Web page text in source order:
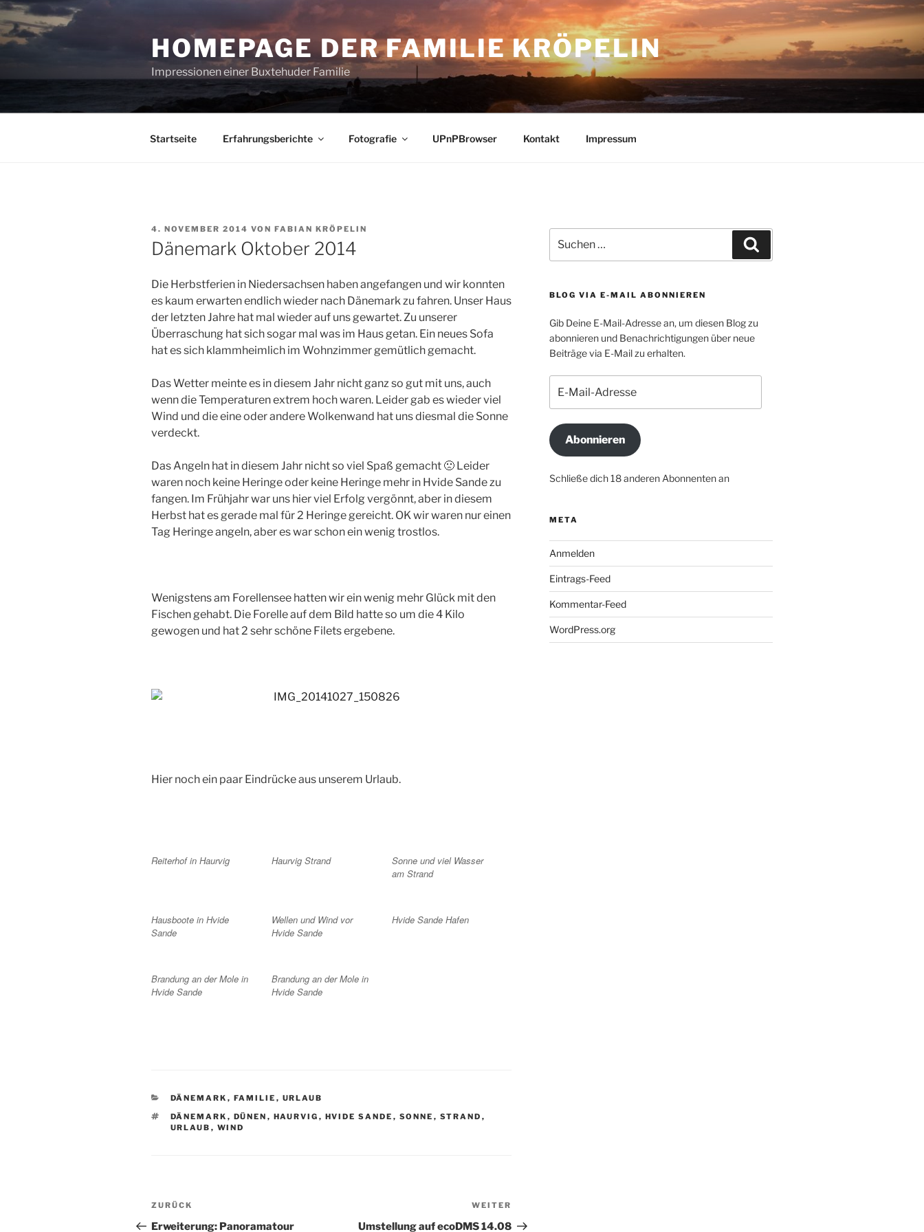
Zum
Inhalt
springen
HOMEPAGE DER FAMILIE KRÖPELIN
Impressionen einer Buxtehuder Familie
Startseite Erfahrungsberichte Fotografie UPnPBrowser Kontakt Impressum
VERÖFFENTLICHT
AM
4. NOVEMBER 2014 VON FABIAN KRÖPELIN
Dänemark Oktober 2014
Die Herbstferien in Niedersachsen haben angefangen und wir konnten
es kaum erwarten endlich wieder nach Dänemark zu fahren. Unser Haus
der letzten Jahre hat mal wieder auf uns gewartet. Zu unserer
Überraschung hat sich sogar mal was im Haus getan. Ein neues Sofa
hat es sich klammheimlich im Wohnzimmer gemütlich gemacht.
Das Wetter meinte es in diesem Jahr nicht ganz so gut mit uns, auch
wenn die Temperaturen extrem hoch waren. Leider gab es wieder viel
Wind und die eine oder andere Wolkenwand hat uns diesmal die Sonne
verdeckt.
Das Angeln hat in diesem Jahr nicht so viel Spaß gemacht 🙁 Leider
waren noch keine Heringe oder keine Heringe mehr in Hvide Sande zu
fangen. Im Frühjahr war uns hier viel Erfolg vergönnt, aber in diesem
Herbst hat es gerade mal für 2 Heringe gereicht. OK wir waren nur einen
Tag Heringe angeln, aber es war schon ein wenig trostlos.
Wenigstens am Forellensee hatten wir ein wenig mehr Glück mit den
Fischen gehabt. Die Forelle auf dem Bild hatte so um die 4 Kilo
gewogen und hat 2 sehr schöne Filets ergebene.
Hier noch ein paar Eindrücke aus unserem Urlaub.
Reiterhof in Haurvig Haurvig Strand
Sonne und viel Wasser
am Strand
Hausboote in Hvide
Sande
Wellen und Wind vor
Hvide Sande
Hvide Sande Hafen
Brandung an der Mole in
Hvide Sande
Brandung an der Mole in
Hvide Sande
KATEGORIEN
DÄNEMARK , FAMILIE , URLAUB
SCHLAGWÖRTER
DÄNEMARK , DÜNEN , HAURVIG , HVIDE SANDE , SONNE , STRAND ,
URLAUB , WIND
Beitragsnavigation
Vorheriger
Beitrag
ZURÜCK
Erweiterung: Panoramatour
Beitrag
WEITER
Umstellung auf ecoDMS 14.08
nach:
BLOG VIA E-MAIL ABONNIEREN
Gib Deine E-Mail-Adresse an, um diesen Blog zu
abonnieren und Benachrichtigungen über neue
Beiträge via E-Mail zu erhalten.
Mail-
Adresse
Abonnieren
Schließe dich 18 anderen Abonnenten an
META
Anmelden
Eintrags-Feed
Kommentar-Feed
WordPress.org